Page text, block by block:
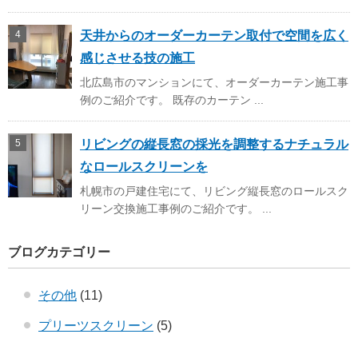
天井からのオーダーカーテン取付で空間を広く
感じさせる技の施工
北広島市のマンションにて、オーダーカーテン施工事
例のご紹介です。 既存のカーテン ...
リビングの縦長窓の採光を調整するナチュラル
なロールスクリーンを
札幌市の戸建住宅にて、リビング縦長窓のロールスク
リーン交換施工事例のご紹介です。 ...
ブログカテゴリー
その他 (11)
プリーツスクリーン (5)